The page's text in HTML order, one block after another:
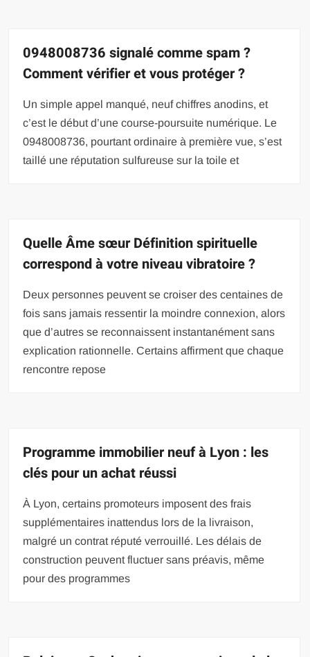
0948008736 signalé comme spam ?
Comment vérifier et vous protéger ?
Un simple appel manqué, neuf chiffres anodins, et
c’est le début d’une course-poursuite numérique. Le
0948008736, pourtant ordinaire à première vue, s’est
taillé une réputation sulfureuse sur la toile et
Quelle Âme sœur Définition spirituelle
correspond à votre niveau vibratoire ?
Deux personnes peuvent se croiser des centaines de
fois sans jamais ressentir la moindre connexion, alors
que d’autres se reconnaissent instantanément sans
explication rationnelle. Certains affirment que chaque
rencontre repose
Programme immobilier neuf à Lyon : les
clés pour un achat réussi
À Lyon, certains promoteurs imposent des frais
supplémentaires inattendus lors de la livraison,
malgré un contrat réputé verrouillé. Les délais de
construction peuvent fluctuer sans préavis, même
pour des programmes